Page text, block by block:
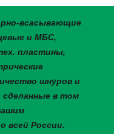
всасывающие
и МБС,
пластины,
шнуров и
в том
всей России.